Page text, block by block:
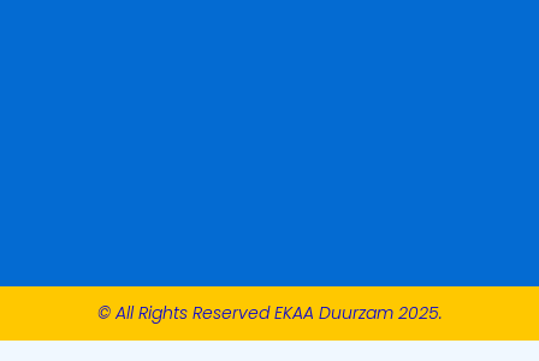
© All Rights Reserved EKAA Duurzam 2025.